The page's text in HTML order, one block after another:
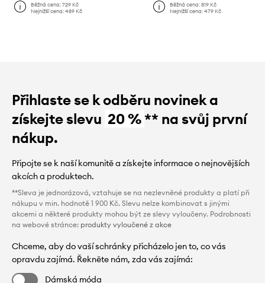
Běžná cena:729 Kč
Nejnižší cena:489 Kč
Běžná cena: 819 Kč
Nejnižší cena: 479 Kč
Přihlaste se k odběru novinek a
získejte slevu 20 %** na svůj první
nákup.
Připojte se k naší komunitě a získejte informace o nejnovějších
akcích a produktech.
**Sleva je jednorázová, vztahuje se na nezlevněné produkty a platí při
nákupu v min. hodnotě 1 900 Kč. Slevu nelze kombinovat s jinými
akcemi a některé produkty mohou být ze slevy vyloučeny. Podrobnosti
na webové stránce: produkty vyloučené z akce
Chceme, aby do vaší schránky přicházelo jen to, co vás
opravdu zajímá. Řekněte nám, zda vás zajímá:
Dámská móda